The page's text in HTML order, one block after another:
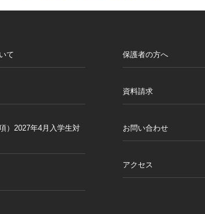
て
）2027年4月入学生対
保護者の方へ
資料請求
お問い合わせ
アクセス